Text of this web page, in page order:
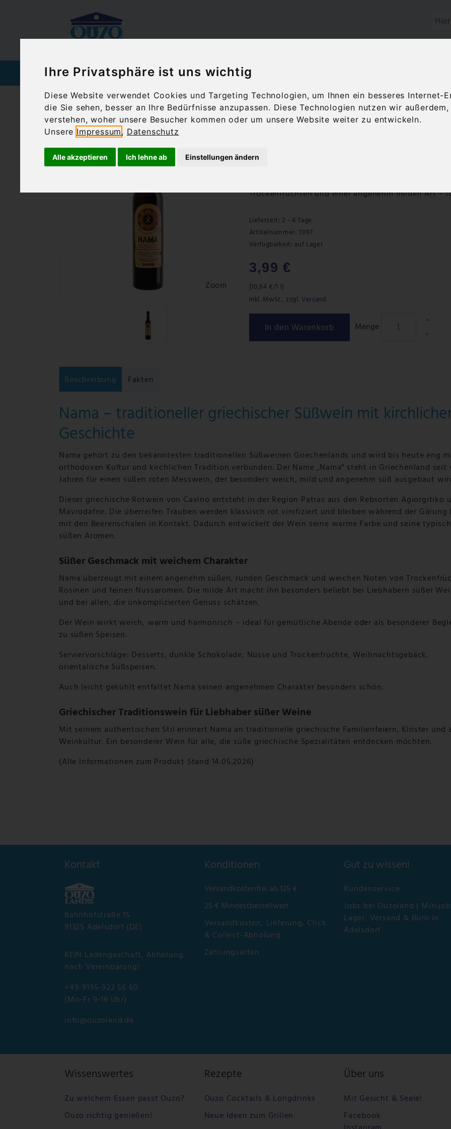
Ihre Privatsphäre ist uns wichtig
Diese Website verwendet Cookies und Targeting Technologien, um Ihnen ein besseres Internet-
die Sie sehen, besser an Ihre Bedürfnisse anzupassen. Diese Technologien nutzen wir
verstehen, woher unsere Besucher kommen oder um unsere Website weiter zu entwickeln.
Unsere Impressum, Datenschutz
Alle akzeptieren Ich lehne ab Einstellungen ändern
SPIRITUOSEN WEIN OLIVENÖL
Ouzoland.de Nama traditioneller Messwein Cavino | Rotwein süß (0,375 l)
Zoom
Nama traditioneller
Trockenfrüchten und einer angenehm milden Art –
Lieferzeit: 2 - 4 Tage
Artikelnummer: 7097
Verfügbarkeit: auf Lager
3,99 €
(10,64 €/1 l)
inkl. MwSt., zzgl. Versand
Menge
In den Warenkorb
Beschreibung Fakten
Nama – traditioneller griechischer Süßwein mit
Geschichte
Nama gehört zu den bekanntesten traditionellen Süßweinen Griechenlands und wird bis heute eng
orthodoxen Kultur und kirchlichen Tradition verbunden. Der Name „Nama“ steht in Griechenland seit
Jahren für einen süßen roten Messwein, der besonders weich, mild und angenehm süß ausgebaut
Dieser griechische Rotwein von Cavino entsteht in der Region Patras aus den Rebsorten Agiorgitiko
Mavrodafne. Die überreifen Trauben werden klassisch rot vinifiziert und bleiben während der Gärung
mit den Beerenschalen in Kontakt. Dadurch entwickelt der Wein seine warme Farbe und seine
süßen Aromen.
Süßer Geschmack mit weichem Charakter
Nama überzeugt mit einem angenehm süßen, runden Geschmack und weichen Noten von
Rosinen und feinen Nussaromen. Die milde Art macht ihn besonders beliebt bei Liebhabern süßer
und bei allen, die unkomplizierten Genuss schätzen.
Der Wein wirkt weich, warm und harmonisch – ideal für gemütliche Abende oder als besonderer
zu süßen Speisen.
Serviervorschläge: Desserts, dunkle Schokolade, Nüsse und Trockenfrüchte, Weihnachtsgebäck,
orientalische Süßspeisen.
Auch leicht gekühlt entfaltet Nama seinen angenehmen Charakter besonders schön.
Griechischer Traditionswein für Liebhaber süßer Weine
Mit seinem authentischen Stil erinnert Nama an traditionelle griechische Familienfeiern, Klöster und
Weinkultur. Ein besonderer Wein für alle, die süße griechische Spezialitäten entdecken möchten.
(Alle Informationen zum Produkt Stand 14.05.2026)
Kontakt
Bahnhofstraße 15
91325 Adelsdorf (DE)
KEIN Ladengeschäft, Abholung
nach Vereinbarung!
+49-9195-922 56 60
(Mo-Fr 9-16 Uhr)
info@ouzoland.de
Konditionen
Versandkostenfrei ab 125 €
25 € Mindestbestellwert
Versandkosten, Lieferung, Click
& Collect-Abholung
Zahlungsarten
Gut zu wissen!
Kundenservice
Jobs bei Ouzoland | Minijob
Lager, Versand & Büro in
Adelsdorf
Wissenswertes
Zu welchem Essen passt Ouzo?
Ouzo richtig genießen!
Rezepte
Ouzo Cocktails & Longdrinks
Neue Ideen zum Grillen
Über uns
Mit Gesicht & Seele!
Facebook